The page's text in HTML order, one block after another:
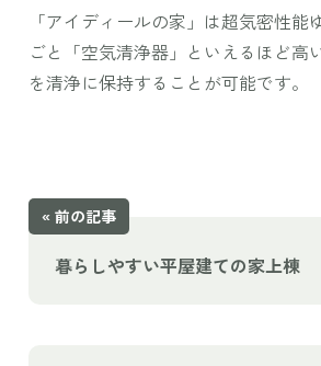
「アイディールの家」は超気密性能
ごと「空気清浄器」といえるほど高
を清浄に保持することが可能です。
« 前の記事
暮らしやすい平屋建ての家上棟